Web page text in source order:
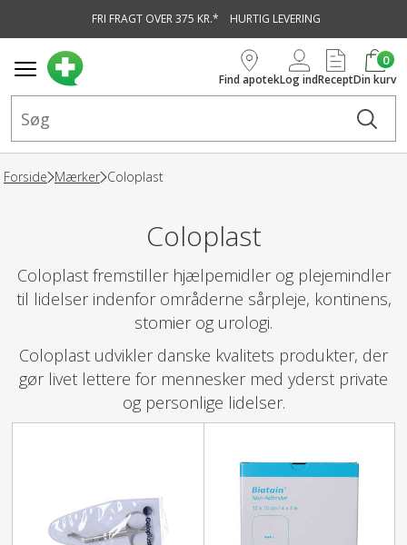
FRI FRAGT OVER 375 KR.* HURTIG LEVERING
Find apotekLog indRecept
0
Din kurv
Forside Mærker Coloplast
Coloplast
Coloplast fremstiller hjælpemidler og plejemindler
til lidelser indenfor områderne sårpleje, kontinens,
stomier og urologi.
Coloplast udvikler danske kvalitets produkter, der
gør livet lettere for mennesker med yderst private
og personlige lidelser.